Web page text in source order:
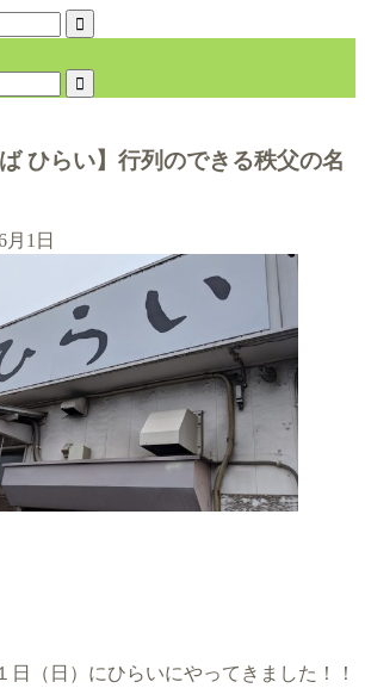
ひらい】行列のできる秩父の名
月1日
日（日）にひらいにやってきました！！